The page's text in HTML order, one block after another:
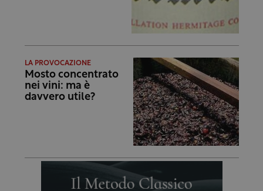
LA PROVOCAZIONE
Mosto concentrato
nei vini: ma è
davvero utile?